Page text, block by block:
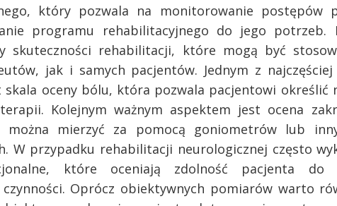
który pozwala na monitorowanie postępów
programu rehabilitacyjnego do jego potrzeb.
skuteczności rehabilitacji, które mogą być
jak i samych pacjentów. Jednym z najczęściej
skala oceny bólu, która pozwala pacjentowi określić
Kolejnym ważnym aspektem jest ocena
można mierzyć za pomocą goniometrów lub
W przypadku rehabilitacji neurologicznej często
które oceniają zdolność pacjenta do
czynności. Oprócz obiektywnych pomiarów warto